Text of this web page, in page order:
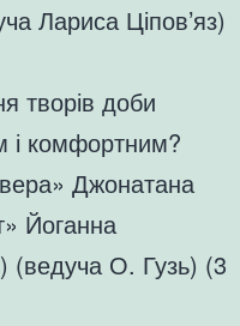
Лариса Ціпов’яз)
творів доби
і комфортним?
Джонатана
Йоганна
(ведуча О. Гузь) (3